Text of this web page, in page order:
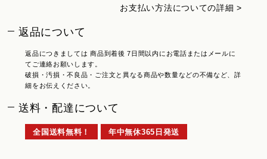
お支払い方法についての詳細 >
返品について
返品につきましては 商品到着後 7日間以内にお電話またはメールに
てご連絡お願いします。
破損・汚損・不良品・ご注文と異なる商品や数量などの不備など、詳
細をお伝えください。
送料・配達について
全国送料無料！ 年中無休365日発送